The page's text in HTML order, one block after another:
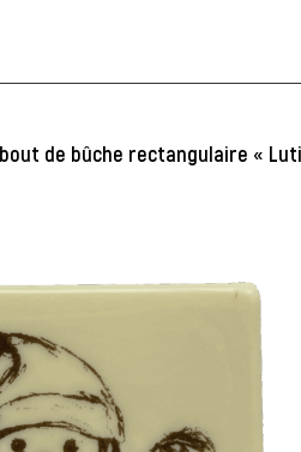
de bûche rectangulaire «